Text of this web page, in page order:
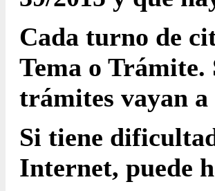
Cada turno de
Tema o Trámite.
trámites vayan
Si tiene
Internet, puede